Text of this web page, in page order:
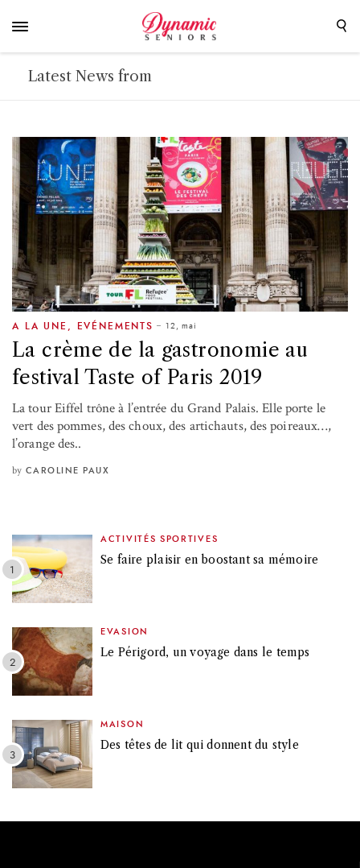
Latest News from
A LA UNE , EVÉNEMENTS 12, mai
La crème de la gastronomie au
festival Taste of Paris 2019
La tour Eiffel trône à l’entrée du Grand Palais. Elle porte le
vert des pommes, des choux, des artichauts, des poireaux…,
l’orange des..
by CAROLINE PAUX
ACTIVITÉS SPORTIVES
Se faire plaisir en boostant sa mémoire
EVASION
Le Périgord, un voyage dans le temps
MAISON
Des têtes de lit qui donnent du style